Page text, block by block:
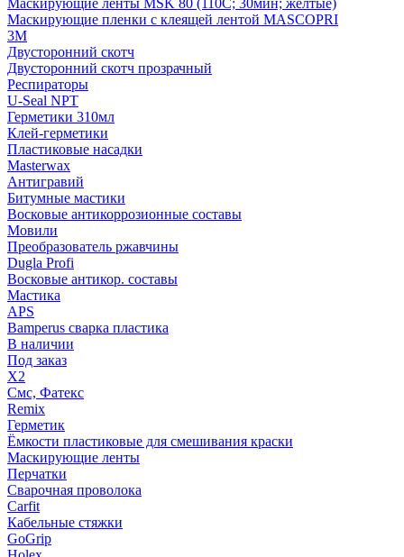
Маскирующие ленты MSK 80 (110С; 30мин; желтые)
Маскирующие пленки с клеящей лентой MASCOPRI
3M
Двусторонний скотч
Двусторонний скотч прозрачный
Респираторы
U-Seal NPT
Герметики 310мл
Клей-герметики
Пластиковые насадки
Masterwax
Антигравий
Битумные мастики
Восковые антикоррозионные составы
Мовили
Преобразователь ржавчины
Dugla Profi
Восковые антикор. составы
Мастика
APS
Bamperus сварка пластика
В наличии
Под заказ
X2
Смс, Фатекс
Remix
Герметик
Ёмкости пластиковые для смешивания краски
Маскирующие ленты
Перчатки
Сварочная проволока
Carfit
Кабельные стяжки
GoGrip